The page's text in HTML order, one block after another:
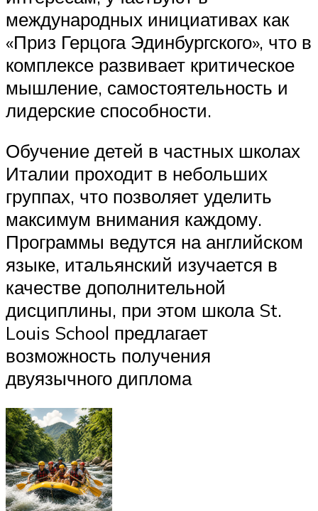
международных инициативах как
«Приз Герцога Эдинбургского», что в
комплексе развивает критическое
мышление, самостоятельность и
лидерские способности.
Обучение детей в частных школах
Италии проходит в небольших
группах, что позволяет уделить
максимум внимания каждому.
Программы ведутся на английском
языке, итальянский изучается в
качестве дополнительной
дисциплины, при этом школа St.
Louis School предлагает
возможность получения
двуязычного диплома